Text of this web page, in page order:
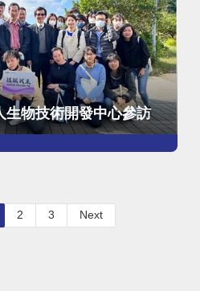
生物技術開發中心參訪
2 3 Next